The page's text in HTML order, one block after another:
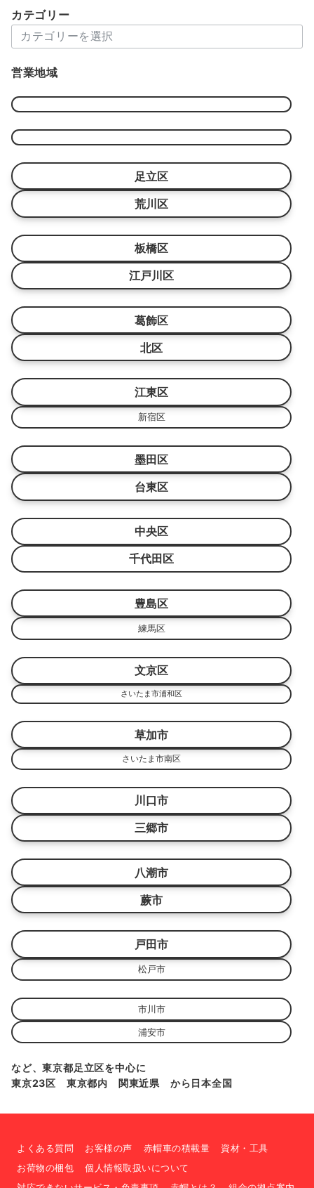
イ
カテゴリー
テ
リ
営業地域
足立区
荒川区
板橋区
江戸川区
葛飾区
北区
江東区
新宿区
墨田区
台東区
中央区
千代田区
豊島区
練馬区
文京区
さいたま市浦和区
草加市
さいたま市南区
川口市
三郷市
八潮市
蕨市
戸田市
松戸市
市川市
浦安市
など、東京都足立区を中心に
東京23区 東京都内 関東近県 から日本全国
よくある質問 お客様の声 赤帽車の積載量
資材・工具
お荷物の梱包
個人情報取扱いについて